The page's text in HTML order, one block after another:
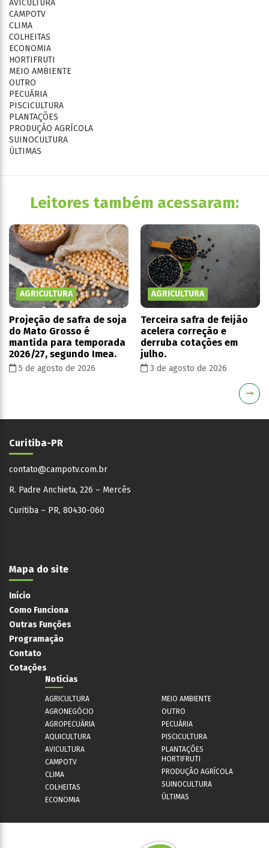
AVICULTURA
CAMPOTV
CLIMA
COLHEITAS
ECONOMIA
HORTIFRUTI
MEIO AMBIENTE
OUTRO
PECUÁRIA
PISCICULTURA
PLANTAÇÕES
PRODUÇÃO AGRÍCOLA
SUINOCULTURA
ÚLTIMAS
Leitores também acessaram:
AGRICULTURA
Projeção de safra de soja
do Mato Grosso é
mantida para temporada
2026/27, segundo Imea.
5 de agosto de 2026
AGRICULTURA
Terceira safra de feijão
acelera correção e
derruba cotações em
julho.
3 de agosto de 2026
Curitiba-PR
contato@campotv.com.br
R. Padre Anchieta, 226 – Mercês
Curitiba – PR, 80430-060
Mapa do site
Início
Como Funciona
Outras Funções
Programação
Contato
Cotações
Notícias
AGRICULTURA
AGRONEGÓCIO
AGROPECUÁRIA
AQUICULTURA
AVICULTURA
CAMPOTV
CLIMA
COLHEITAS
ECONOMIA
MEIO AMBIENTE
OUTRO
PECUÁRIA
PISCICULTURA
PLANTAÇÕES
HORTIFRUTI
PRODUÇÃO AGRÍCOLA
SUINOCULTURA
ÚLTIMAS